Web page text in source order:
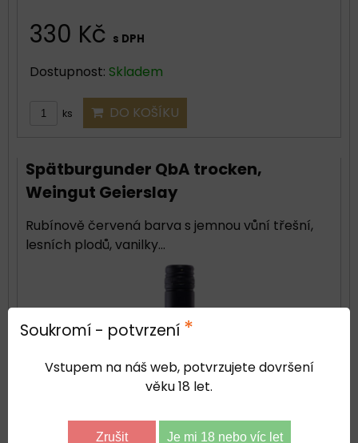
330 Kč s DPH
Dostupnost: Skladem
ks DO KOŠÍKU
Spätburgunder QbA trocken,
Weingut Geierslay
Rubínově červená barva s jemnou vůní třešní,
lesních plodů, vanilky...
Soukromí - potvrzení *
Vstupem na náš web, potvrzujete dovršení
věku 18 let.
Zrušit Je mi 18 nebo víc let